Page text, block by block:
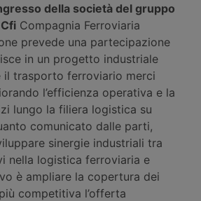
della società del gruppo
Compagnia Ferroviaria
prevede una partecipazione
in un progetto industriale
trasporto ferroviario merci
l’efficienza operativa e la
lungo la filiera logistica su
comunicato dalle parti,
sinergie industriali tra
nella logistica ferroviaria e
è ampliare la copertura dei
competitiva l’offerta